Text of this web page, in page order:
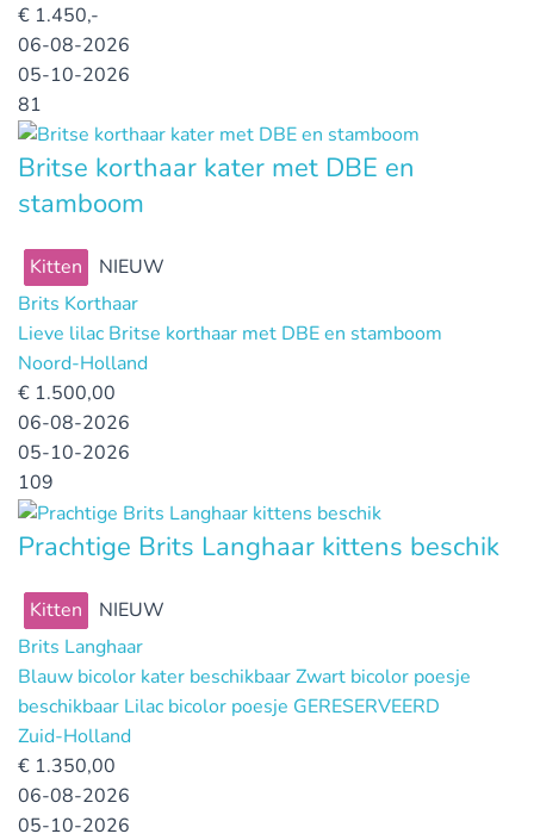
€ 1.450,-
06-08-2026
05-10-2026
81
Britse korthaar kater met DBE en
stamboom
Kitten
NIEUW
Brits Korthaar
Lieve lilac Britse korthaar met DBE en stamboom
Noord-Holland
€ 1.500,00
06-08-2026
05-10-2026
109
Prachtige Brits Langhaar kittens beschik
Kitten
NIEUW
Brits Langhaar
Blauw bicolor kater beschikbaar Zwart bicolor poesje
beschikbaar Lilac bicolor poesje GERESERVEERD
Zuid-Holland
€ 1.350,00
06-08-2026
05-10-2026